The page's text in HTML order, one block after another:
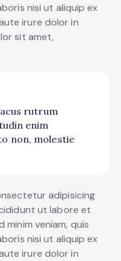
nisi ut aliquip ex
irure dolor in
sit amet,
rutrum
enim
non, molestie
adipisicing
ut labore et
minim veniam, quis
nisi ut aliquip ex
irure dolor in